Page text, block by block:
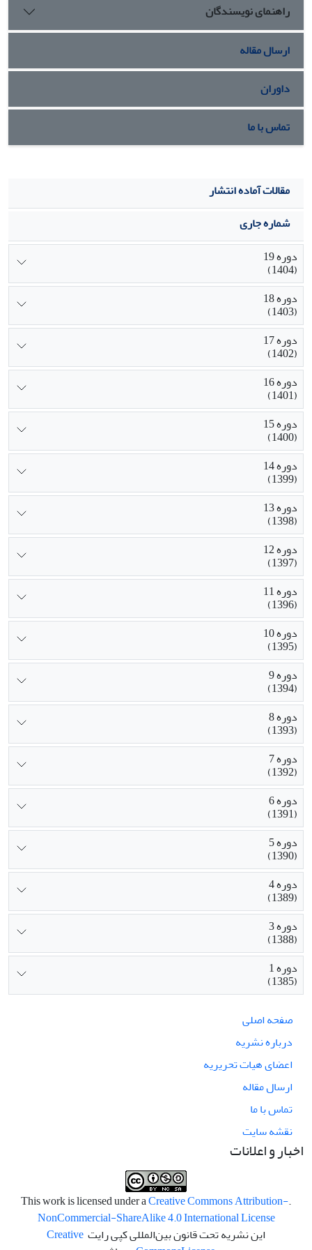
راهنمای نویسندگان
ارسال مقاله
داوران
تماس با ما
مقالات آماده انتشار
شماره جاری
دوره 19
(1404)
دوره 18
(1403)
دوره 17
(1402)
دوره 16
(1401)
دوره 15
(1400)
دوره 14
(1399)
دوره 13
(1398)
دوره 12
(1397)
دوره 11
(1396)
دوره 10
(1395)
دوره 9
(1394)
دوره 8
(1393)
دوره 7
(1392)
دوره 6
(1391)
دوره 5
(1390)
دوره 4
(1389)
دوره 3
(1388)
دوره 1
(1385)
صفحه اصلی
درباره نشریه
اعضای هیات تحریریه
ارسال مقاله
تماس با ما
نقشه سایت
اخبار و اعلانات
.This work is licensed under a
Creative Commons Attribution-
NonCommercial-ShareAlike 4.0 International License
این نشریه تحت قانون بین‌المللی کپی رایت Creative